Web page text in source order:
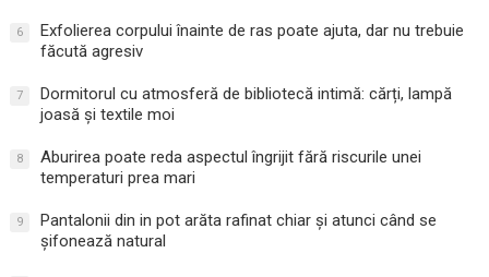
6
Exfolierea corpului înainte de ras poate ajuta, dar nu trebuie
făcută agresiv
7
Dormitorul cu atmosferă de bibliotecă intimă: cărți, lampă
joasă și textile moi
8
Aburirea poate reda aspectul îngrijit fără riscurile unei
temperaturi prea mari
9
Pantalonii din in pot arăta rafinat chiar și atunci când se
șifonează natural